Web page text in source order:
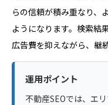
らの信頼が積み重なり、
ようになります。検索結
広告費を抑えながら、継
運用ポイント
不動産SEOでは、エ